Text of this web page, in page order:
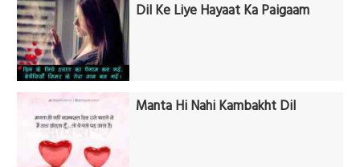
Dil Ke Liye Hayaat Ka Paigaam
Manta Hi Nahi Kambakht Dil